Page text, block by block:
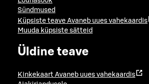
Sündmused
Küpsiste teave Avaneb uues vahekaardis
Muuda küpsiste sätteid
Üldine teave
Kinkekaart Avaneb uues vahekaardis